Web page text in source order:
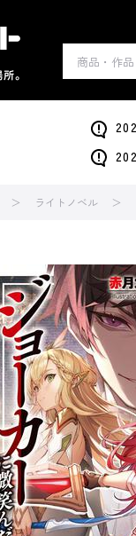
ライトノベル